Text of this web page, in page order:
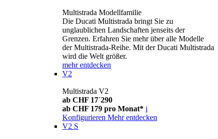
Multistrada Modellfamilie
Die Ducati Multistrada bringt Sie zu
unglaublichen Landschaften jenseits der
Grenzen. Erfahren Sie mehr über alle Modelle
der Multistrada-Reihe. Mit der Ducati Multistrada
wird die Welt größer.
mehr entdecken
V2
Multistrada V2
ab CHF 17´290
ab CHF 179 pro Monat* i
Konfigurieren Mehr entdecken
V2 S